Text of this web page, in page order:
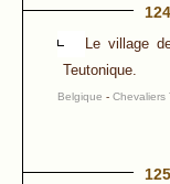
Le village
Teutonique.
Belgique - Chevaliers